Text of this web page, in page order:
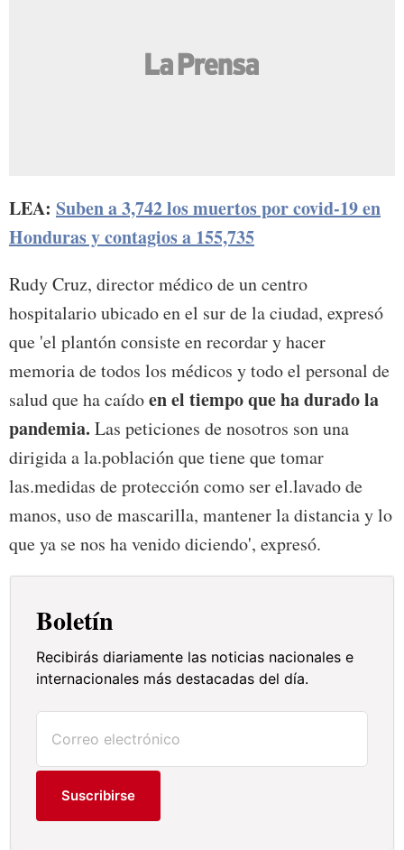
LEA: Suben a 3,742 los muertos por covid-19 en
Honduras y contagios a 155,735
Rudy Cruz, director médico de un centro
hospitalario ubicado en el sur de la ciudad, expresó
que 'el plantón consiste en recordar y hacer
memoria de todos los médicos y todo el personal de
salud que ha caídoen el tiempo que ha durado la
pandemia. Las peticiones de nosotros son una
dirigida a la.población que tiene que tomar
las.medidas de protección como ser el.lavado de
manos, uso de mascarilla, mantener la distancia y lo
que ya se nos ha venido diciendo', expresó.
Boletín
Recibirás diariamente las noticias nacionales e
internacionales más destacadas del día.
Suscribirse